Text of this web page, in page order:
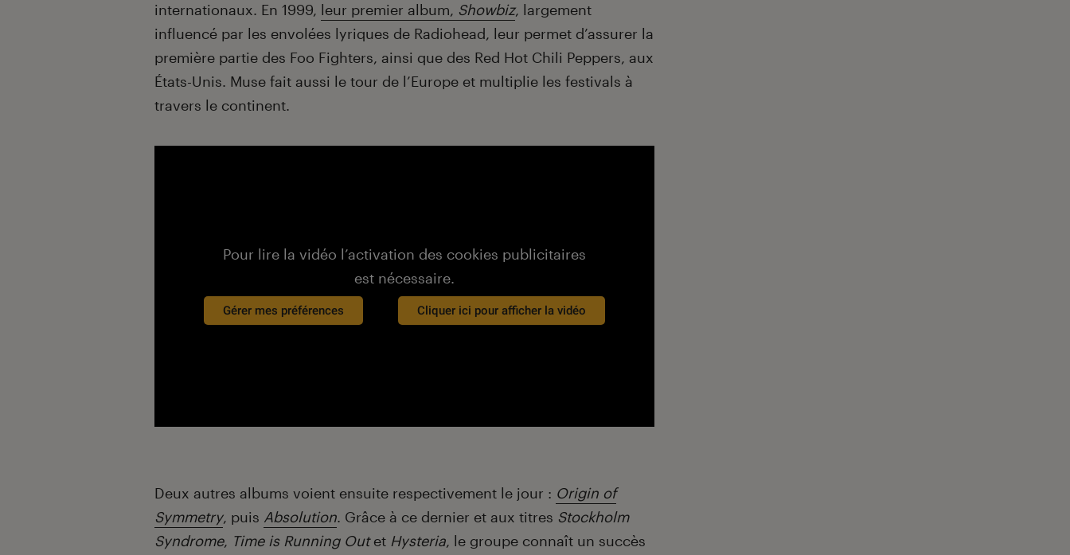
internationaux. En 1999, leur premier album, Showbiz, largement
influencé par les envolées lyriques de Radiohead, leur permet d’assurer la
première partie des Foo Fighters, ainsi que des Red Hot Chili Peppers, aux
États-Unis. Muse fait aussi le tour de l’Europe et multiplie les festivals à
travers le continent.
Pour lire la vidéo l’activation des cookies publicitaires
est nécessaire.
Gérer mes préférences Cliquer ici pour afficher la vidéo
Deux autres albums voient ensuite respectivement le jour : Origin of
Symmetry, puis Absolution. Grâce à ce dernier et aux titres Stockholm
Syndrome, Time is Running Outet Hysteria, le groupe connaît un succès